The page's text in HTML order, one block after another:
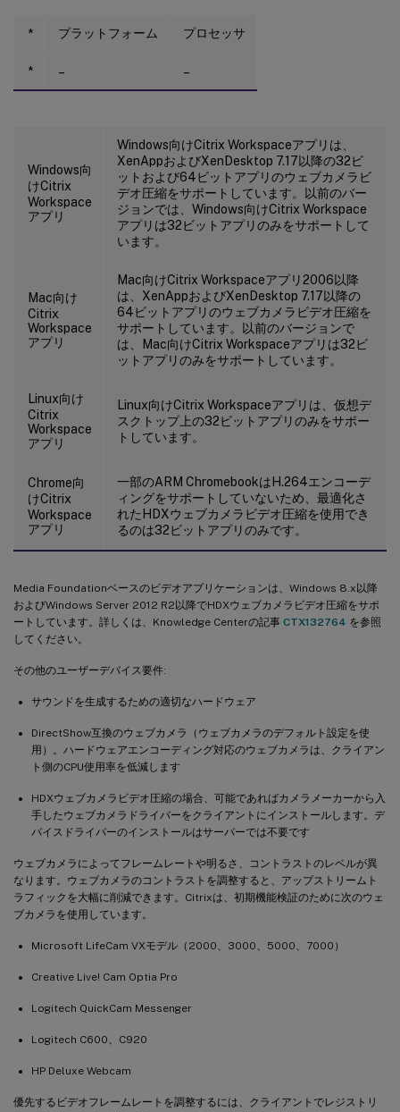
* プラットフォーム プロセッサ
* – –
Windows向
けCitrix
Workspace
アプリ
Windows向けCitrix Workspaceアプリは、
XenAppおよびXenDesktop 7.17以降の32ビ
ットおよび64ビットアプリのウェブカメラビ
デオ圧縮をサポートしています。以前のバー
ジョンでは、Windows向けCitrix Workspace
アプリは32ビットアプリのみをサポートして
います。
Mac向け
Citrix
Workspace
アプリ
Mac向けCitrix Workspaceアプリ2006以降
は、XenAppおよびXenDesktop 7.17以降の
64ビットアプリのウェブカメラビデオ圧縮を
サポートしています。以前のバージョンで
は、Mac向けCitrix Workspaceアプリは32ビ
ットアプリのみをサポートしています。
Linux向け
Citrix
Workspace
アプリ
Linux向けCitrix Workspaceアプリは、仮想デ
スクトップ上の32ビットアプリのみをサポー
トしています。
Chrome向
けCitrix
Workspace
アプリ
一部のARM ChromebookはH.264エンコーデ
ィングをサポートしていないため、最適化さ
れたHDXウェブカメラビデオ圧縮を使用でき
るのは32ビットアプリのみです。
Media Foundationベースのビデオアプリケーションは、Windows 8.x以降
およびWindows Server 2012 R2以降でHDXウェブカメラビデオ圧縮をサポ
ートしています。詳しくは、Knowledge Centerの記事 CTX132764 を参照
してください。
その他のユーザーデバイス要件:
サウンドを生成するための適切なハードウェア
DirectShow互換のウェブカメラ（ウェブカメラのデフォルト設定を使
用）。ハードウェアエンコーディング対応のウェブカメラは、クライアン
ト側のCPU使用率を低減します
HDXウェブカメラビデオ圧縮の場合、可能であればカメラメーカーから入
手したウェブカメラドライバーをクライアントにインストールします。デ
バイスドライバーのインストールはサーバーでは不要です
ウェブカメラによってフレームレートや明るさ、コントラストのレベルが異
なります。ウェブカメラのコントラストを調整すると、アップストリームト
ラフィックを大幅に削減できます。Citrixは、初期機能検証のために次のウェ
ブカメラを使用しています。
Microsoft LifeCam VXモデル（2000、3000、5000、7000）
Creative Live! Cam Optia Pro
Logitech QuickCam Messenger
Logitech C600、C920
HP Deluxe Webcam
優先するビデオフレームレートを調整するには、クライアントでレジストリ